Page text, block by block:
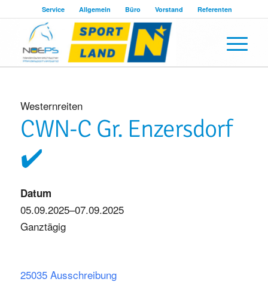
Service Allgemein Büro Vorstand Referenten
Westernreiten
CWN-C Gr. Enzersdorf
✔️
Datum
05.09.2025–07.09.2025
Ganztägig
25035 Ausschreibung